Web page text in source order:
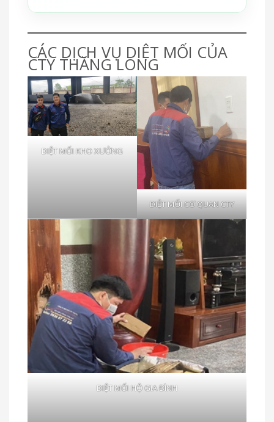
CÁC DỊCH VỤ DIỆT MỐI CỦA
CTY THĂNG LONG
DIỆT MỐI KHO XƯỞNG
DIỆT MỐI CƠ QUAN CTY
DIỆT MỐI HỘ GIA ĐÌNH